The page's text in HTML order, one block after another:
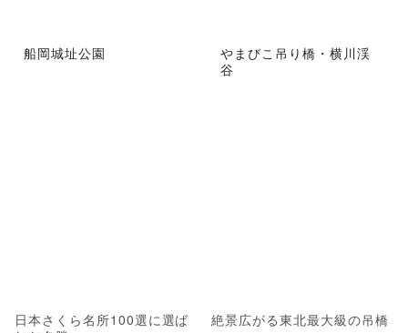
船岡城址公園
日本さくら名所100選に選ば
やまびこ吊り橋・横川渓
谷
絶景広がる東北最大級の吊橋